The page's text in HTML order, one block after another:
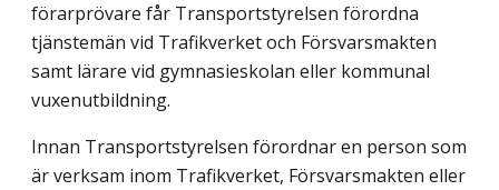
förarprövare får Transportstyrelsen förordna
tjänstemän vid Trafikverket och Försvarsmakten
samt lärare vid gymnasieskolan eller kommunal
vuxenutbildning.
Innan Transportstyrelsen förordnar en person som
är verksam inom Trafikverket, Försvarsmakten eller